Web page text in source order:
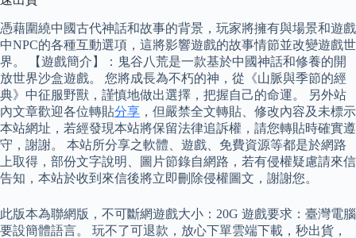
憑藉圍繞中國古代神話和故事的背景，玩家將擁有與場景和遊戲
中NPC的各種互動選項，這將影響遊戲的故事情節並改變遊戲世
界。 【遊戲簡介】：鬼谷八荒是一款基於中國神話和修養的開
放世界沙盒遊戲。 您將成長為不朽的神，從《山脈與季節的經
典》中征服野獸，謹慎地做出選擇，把握自己的命運。 另外站
內文章歡迎各位轉貼分享 ，但嚴禁全文轉貼、修改內容及未標示
本站網址，若經發現本站將保留法律追訴權，請您轉貼時確實遵
守，謝謝。 本站所分享之軟體、遊戲、免費資源等都是於網路
上取得，部份文字說明、圖片節錄自網路，若有侵權疑慮請來信
告知，本站於收到來信後將立即刪除侵權圖文，謝謝您。
此版本為聯網版，不可斷網遊戲大小：20G 遊戲要求：臺灣電腦
要設簡體語言。 玩不了可退款，放心下單雲端下載，秒出貨，